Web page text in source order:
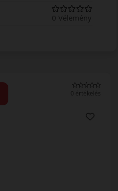
0 Vélemény
0 értékelés